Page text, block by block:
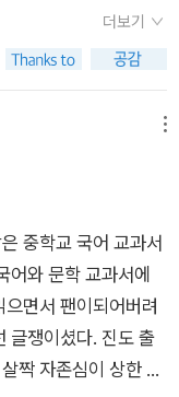
밝은 독자들이 먼저
작가는 먼저 자신
도 그렇다. 저자는
싫어한다. '아내'나
그렇고, 조용필이
운스 바운스' 한다고
많은 사람들이 아무
욕이 그렇다. 어른
들이 뭘 보고 배울까.
원/겸임/초빙/대우'
없이 듣고 읽은 단어
해서 잘 쓴다라고 하
드물다. 그렇다면 결
성이 있든 없든 써야
배울 수가 있다. 고
좋은 글로 쓸 수가
런 멋진 최고 모습이
한국 청소년문학의
교 국어와 문학 교과
』 등 한국 문학을 선
률이 일관되게 강조
만 날카롭게―언제
더보기
중학교 국어 교과서
어와 문학 교과서에
면서 팬이되어버려
글쟁이셨다. 진도 출
짝 자존심이 상한 느